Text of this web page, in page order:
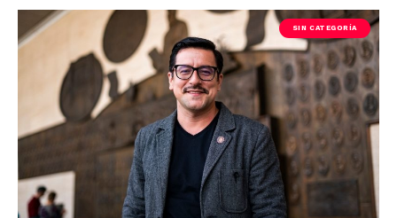
SIN CATEGORÍA